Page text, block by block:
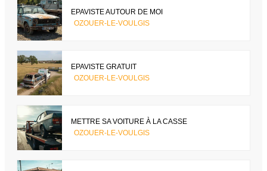
EPAVISTE AUTOUR DE MOI
OZOUER-LE-VOULGIS
EPAVISTE GRATUIT
OZOUER-LE-VOULGIS
METTRE SA VOITURE À LA CASSE
OZOUER-LE-VOULGIS